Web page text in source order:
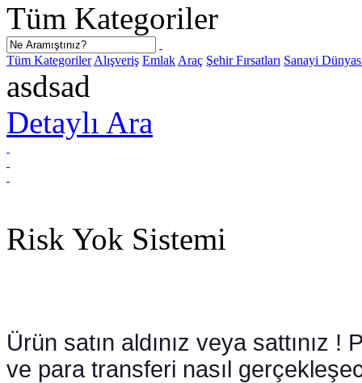
Tüm Kategoriler
Tüm Kategoriler Alışveriş Emlak Araç Şehir Fırsatları Sanayi
asdsad
Detaylı Ara
Risk Yok Sistemi
Ürün satın aldınız veya sattınız !
ve para transferi nasıl